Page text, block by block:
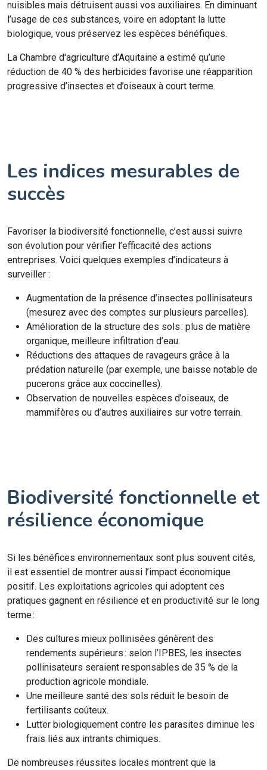
nuisibles mais détruisent aussi vos auxiliaires. En diminuant
l’usage de ces substances, voire en adoptant la lutte
biologique, vous préservez les espèces bénéfiques.
La Chambre d'agriculture d’Aquitaine a estimé qu’une
réduction de 40 % des herbicides favorise une réapparition
progressive d’insectes et d’oiseaux à court terme.
Les indices mesurables de
succès
Favoriser la biodiversité fonctionnelle, c’est aussi suivre
son évolution pour vérifier l’efficacité des actions
entreprises. Voici quelques exemples d’indicateurs à
surveiller :
Augmentation de la présence d’insectes pollinisateurs
(mesurez avec des comptes sur plusieurs parcelles).
Amélioration de la structure des sols : plus de matière
organique, meilleure infiltration d’eau.
Réductions des attaques de ravageurs grâce à la
prédation naturelle (par exemple, une baisse notable de
pucerons grâce aux coccinelles).
Observation de nouvelles espèces d’oiseaux, de
mammifères ou d’autres auxiliaires sur votre terrain.
Biodiversité fonctionnelle et
résilience économique
Si les bénéfices environnementaux sont plus souvent cités,
il est essentiel de montrer aussi l’impact économique
positif. Les exploitations agricoles qui adoptent ces
pratiques gagnent en résilience et en productivité sur le long
terme :
Des cultures mieux pollinisées génèrent des
rendements supérieurs : selon l’IPBES, les insectes
pollinisateurs seraient responsables de 35 % de la
production agricole mondiale.
Une meilleure santé des sols réduit le besoin de
fertilisants coûteux.
Lutter biologiquement contre les parasites diminue les
frais liés aux intrants chimiques.
De nombreuses réussites locales montrent que la